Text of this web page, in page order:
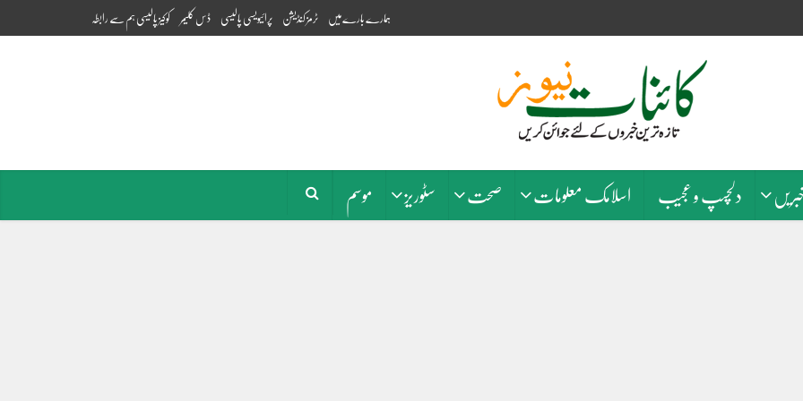
ہمارے بارے میں ٹرمز کنڈیشن پرائیویسی پالیسی ڈس کلیمر کوکیز پالیسیہم سے رابطہ
دلچسپ و عجیب اسلامک معلومات صحت سٹوریز موسم